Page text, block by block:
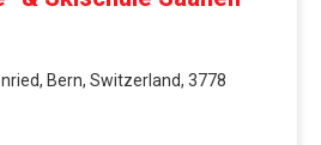
Bern, Switzerland, 3778